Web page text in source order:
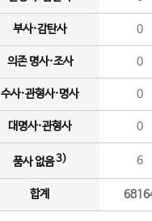
부사·감탄사 0
의존 명사·조사 0
수사·관형사·명사 0
대명사·관형사 0
품사 없음3) 6
합계